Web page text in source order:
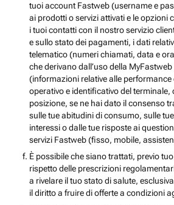
tuoi account Fastweb (username e
ai prodotti o servizi attivati e le opzioni
i tuoi contatti con il nostro servizio
e sullo stato dei pagamenti, i dati
telematico (numeri chiamati, data e
che derivano dall’uso della
(informazioni relative alle performance
operativo e identificativo del terminale,
posizione, se ne hai dato il consenso
sulle tue abitudini di consumo, sulle
interessi o dalle tue risposte ai
servizi Fastweb (fisso, mobile,
È possibile che siano trattati, previo
rispetto delle prescrizioni
a rivelare il tuo stato di salute,
il diritto a fruire di offerte a condizioni